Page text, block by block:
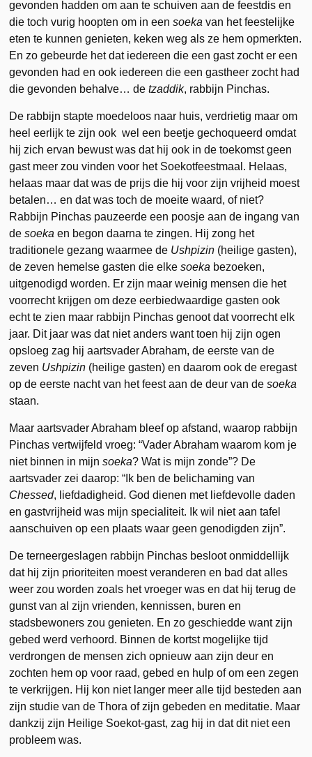
gevonden hadden om aan te schuiven aan de feestdis en
die toch vurig hoopten om in eensoeka van het feestelijke
eten te kunnen genieten, keken weg als ze hem opmerkten.
En zo gebeurde het dat iedereen die een gast zocht er een
gevonden had en ook iedereen die een gastheer zocht had
die gevonden behalve… detzaddik, rabbijn Pinchas.
De rabbijn stapte moedeloos naar huis, verdrietig maar om
heel eerlijk te zijn ook wel een beetje gechoqueerd omdat
hij zich ervan bewust was dat hij ook in de toekomst geen
gast meer zou vinden voor het Soekotfeestmaal. Helaas,
helaas maar dat was de prijs die hij voor zijn vrijheid moest
betalen… en dat was toch de moeite waard, of niet?
Rabbijn Pinchas pauzeerde een poosje aan de ingang van
desoeka en begon daarna te zingen. Hij zong het
traditionele gezang waarmee de Ushpizin (heilige gasten),
de zeven hemelse gasten die elkesoeka bezoeken,
uitgenodigd worden. Er zijn maar weinig mensen die het
voorrecht krijgen om deze eerbiedwaardige gasten ook
echt te zien maar rabbijn Pinchas genoot dat voorrecht elk
jaar. Dit jaar was dat niet anders want toen hij zijn ogen
opsloeg zag hij aartsvader Abraham, de eerste van de
zeven Ushpizin (heilige gasten) en daarom ook de eregast
op de eerste nacht van het feest aan de deur van desoeka
staan.
Maar aartsvader Abraham bleef op afstand, waarop rabbijn
Pinchas vertwijfeld vroeg: “Vader Abraham waarom kom je
niet binnen in mijnsoeka? Wat is mijn zonde”? De
aartsvader zei daarop: “Ik ben de belichaming van
Chessed, liefdadigheid. God dienen met liefdevolle daden
en gastvrijheid was mijn specialiteit. Ik wil niet aan tafel
aanschuiven op een plaats waar geen genodigden zijn”.
De terneergeslagen rabbijn Pinchas besloot onmiddellijk
dat hij zijn prioriteiten moest veranderen en bad dat alles
weer zou worden zoals het vroeger was en dat hij terug de
gunst van al zijn vrienden, kennissen, buren en
stadsbewoners zou genieten. En zo geschiedde want zijn
gebed werd verhoord. Binnen de kortst mogelijke tijd
verdrongen de mensen zich opnieuw aan zijn deur en
zochten hem op voor raad, gebed en hulp of om een zegen
te verkrijgen. Hij kon niet langer meer alle tijd besteden aan
zijn studie van de Thora of zijn gebeden en meditatie. Maar
dankzij zijn Heilige Soekot-gast, zag hij in dat dit niet een
probleem was.